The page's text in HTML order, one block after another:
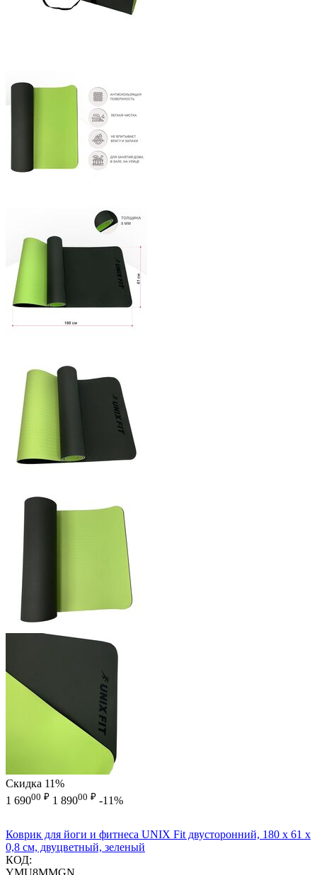
Скидка 11%
1 69000 ₽ 1 89000 ₽ -11%
Коврик для йоги и фитнеса UNIX Fit двусторонний, 180 х 61 х
0,8 см, двуцветный, зеленый
КОД:
YMU8MMGN